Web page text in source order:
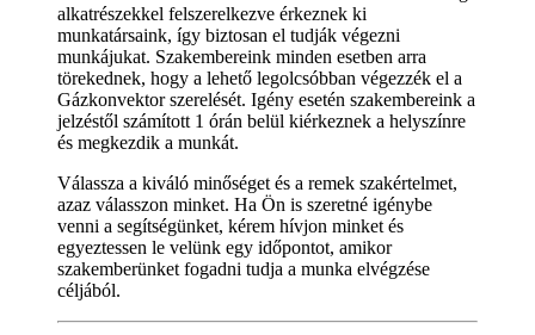
alkatrészekkel felszerelkezve érkeznek ki
munkatársaink, így biztosan el tudják végezni
munkájukat. Szakembereink minden esetben arra
törekednek, hogy a lehető legolcsóbban végezzék el a
Gázkonvektor szerelését. Igény esetén szakembereink a
jelzéstől számított 1 órán belül kiérkeznek a helyszínre
és megkezdik a munkát.
Válassza a kiváló minőséget és a remek szakértelmet,
azaz válasszon minket. Ha Ön is szeretné igénybe
venni a segítségünket, kérem hívjon minket és
egyeztessen le velünk egy időpontot, amikor
szakemberünket fogadni tudja a munka elvégzése
céljából.